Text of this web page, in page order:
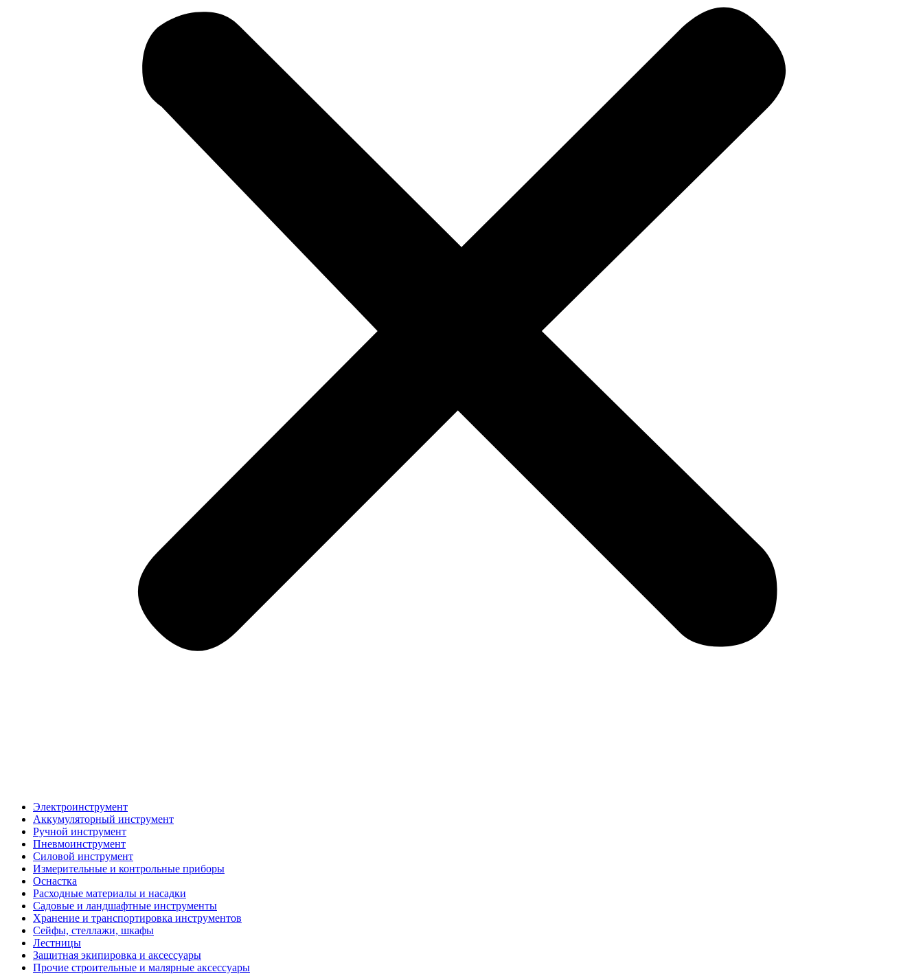
Электроинструмент
Аккумуляторный инструмент
Ручной инструмент
Пневмоинструмент
Силовой инструмент
Измерительные и контрольные приборы
Оснастка
Расходные материалы и насадки
Садовые и ландшафтные инструменты
Хранение и транспортировка инструментов
Сейфы, стеллажи, шкафы
Лестницы
Защитная экипировка и аксессуары
Прочие строительные и малярные аксессуары